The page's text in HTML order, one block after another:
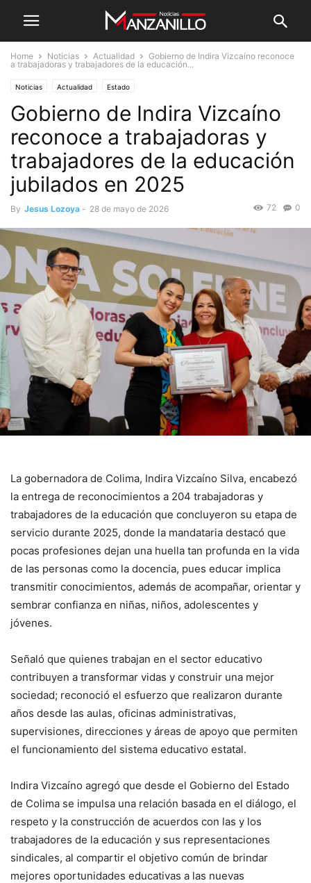
Home Noticias Actualidad
Gobierno de Indira Vizcaíno reconoce
a trabajadoras y trabajadores de la educación...
Noticias Actualidad Estado
Gobierno de Indira Vizcaíno
reconoce a trabajadoras y
trabajadores de la educación
jubilados en 2025
By Jesus Lozoya - 28 de mayo de 2026 0
72
La gobernadora de Colima, Indira Vizcaíno Silva, encabezó
la entrega de reconocimientos a 204 trabajadoras y
trabajadores de la educación que concluyeron su etapa de
servicio durante 2025, donde la mandataria destacó que
pocas profesiones dejan una huella tan profunda en la vida
de las personas como la docencia, pues educar implica
transmitir conocimientos, además de acompañar, orientar y
sembrar confianza en niñas, niños, adolescentes y
jóvenes.
Señaló que quienes trabajan en el sector educativo
contribuyen a transformar vidas y construir una mejor
sociedad; reconoció el esfuerzo que realizaron durante
años desde las aulas, oficinas administrativas,
supervisiones, direcciones y áreas de apoyo que permiten
el funcionamiento del sistema educativo estatal.
Indira Vizcaíno agregó que desde el Gobierno del Estado
de Colima se impulsa una relación basada en el diálogo, el
respeto y la construcción de acuerdos con las y los
trabajadores de la educación y sus representaciones
sindicales, al compartir el objetivo común de brindar
mejores oportunidades educativas a las nuevas